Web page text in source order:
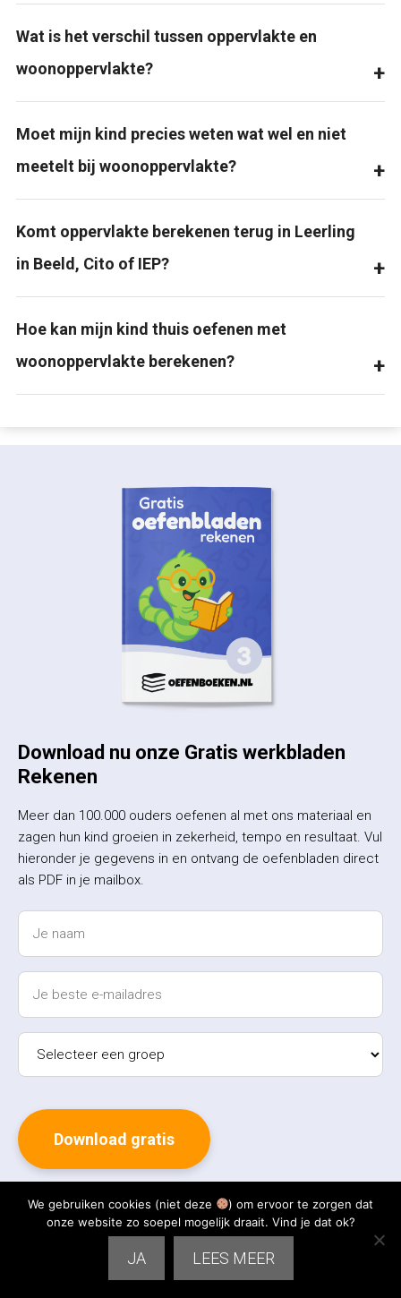
Wat is het verschil tussen oppervlakte en
woonoppervlakte?
Moet mijn kind precies weten wat wel en niet
meetelt bij woonoppervlakte?
Komt oppervlakte berekenen terug in Leerling
in Beeld, Cito of IEP?
Hoe kan mijn kind thuis oefenen met
woonoppervlakte berekenen?
Download nu onze Gratis werkbladen
Rekenen
Meer dan 100.000 ouders oefenen al met ons materiaal en
zagen hun kind groeien in zekerheid, tempo en resultaat. Vul
hieronder je gegevens in en ontvang de oefenbladen direct
als PDF in je mailbox.
We gebruiken cookies (niet deze
) om ervoor te zorgen dat
onze website zo soepel mogelijk draait. Vind je dat ok?
JA LEES MEER